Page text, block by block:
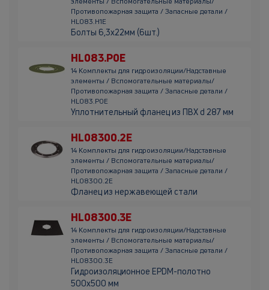
Противопожарная защита / Запасные детали /
HL083.H1E
Болты 6,3х22мм (6шт.)
HL083.P0E
14 Комплекты для гидроизоляции/Надставные
элементы / Вспомогательные материалы/
Противопожарная защита / Запасные детали /
HL083.P0E
Уплотнительный фланец из ПВХ d 287 мм
HL08300.2E
14 Комплекты для гидроизоляции/Надставные
элементы / Вспомогательные материалы/
Противопожарная защита / Запасные детали /
HL08300.2E
Фланец из нержавеющей стали
HL08300.3E
14 Комплекты для гидроизоляции/Надставные
элементы / Вспомогательные материалы/
Противопожарная защита / Запасные детали /
HL08300.3E
Гидроизоляционное EPDM-полотно
500х500 мм